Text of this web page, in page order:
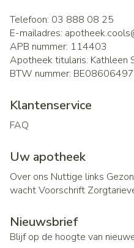
Telefoon: 03 888 08 25
E-mailadres:
APB nummer: 114403
Apotheek titularis: Kathleen
BTW nummer:
Klantenservice
FAQ
Uw apotheek
Over ons Nuttige links
wachtVoorschrift
Nieuwsbrief
Blijf op de hoogte van